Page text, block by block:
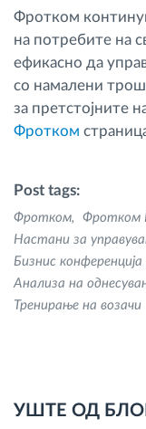
Фротком
на потребите на
ефикасно да
со намалени
за претстојните
Фротком
Post tags:
Фротком Фротком
Настани за
Бизнис
Анализа на
Тренирање на возачи
УШТЕ ОД